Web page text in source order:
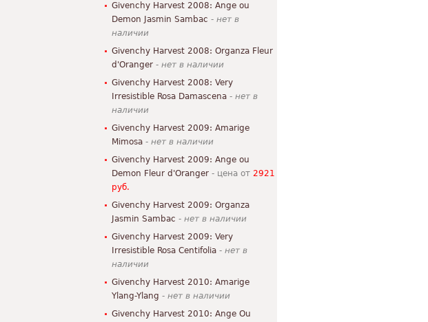
Givenchy Harvest 2008: Ange ou
Demon Jasmin Sambac - нет в
наличии
Givenchy Harvest 2008: Organza Fleur
d'Oranger - нет в наличии
Givenchy Harvest 2008: Very
Irresistible Rosa Damascena - нет в
наличии
Givenchy Harvest 2009: Amarige
Mimosa - нет в наличии
Givenchy Harvest 2009: Ange ou
Demon Fleur d'Oranger - цена от 2921
руб.
Givenchy Harvest 2009: Organza
Jasmin Sambac - нет в наличии
Givenchy Harvest 2009: Very
Irresistible Rosa Centifolia - нет в
наличии
Givenchy Harvest 2010: Amarige
Ylang-Ylang - нет в наличии
Givenchy Harvest 2010: Ange Ou